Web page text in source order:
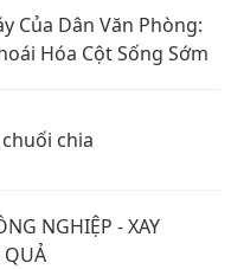
Của Dân Văn Phòng:
Hóa Cột Sống Sớm
chia
NGHIỆP - XAY
QUẢ